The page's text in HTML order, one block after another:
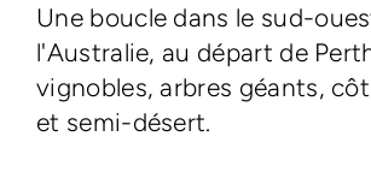
Une boucle dans le sud-
l'Australie, au départ de
vignobles, arbres géants,
et semi-désert.